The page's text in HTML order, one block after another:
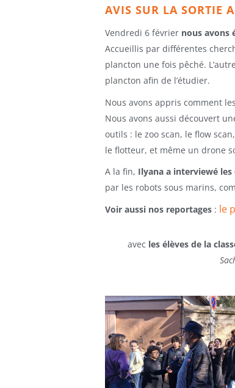
AVIS SUR LA SORTIE
Vendredi 6 février nous avons
Accueillis par différentes
plancton une fois pêché.
plancton afin de l’étudier.
Nous avons appris comment
Nous avons aussi découvert
outils : le zoo scan, le flow
le flotteur, et même un drone
A la fin, Ilyana a interviewé
par les robots sous marins,
Voir aussi nos reportages : le
avec les élèves de la